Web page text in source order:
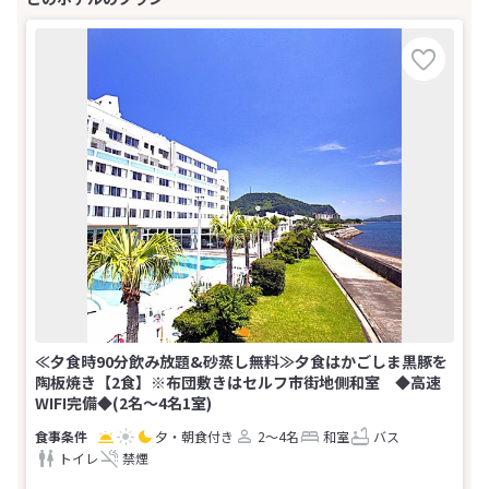
≪夕食時90分飲み放題&砂蒸し無料≫夕食はかごしま黒豚を
陶板焼き【2食】※布団敷きはセルフ市街地側和室 ◆高速
WIFI完備◆(2名～4名1室)
夕・朝食付き 2～4名 和室
バス
トイレ
禁煙